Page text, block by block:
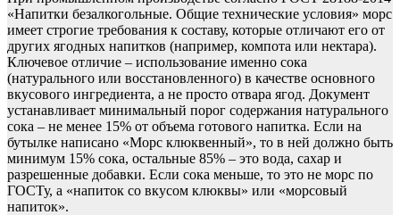
«Напитки безалкогольные. Общие технические условия» морс
имеет строгие требования к составу, которые отличают его от
других ягодных напитков (например, компота или нектара).
Ключевое отличие – использование именно сока
(натурального или восстановленного) в качестве основного
вкусового ингредиента, а не просто отвара ягод. Документ
устанавливает минимальный порог содержания натурального
сока – не менее 15% от объема готового напитка. Если на
бутылке написано «Морс клюквенный», то в ней должно быть
минимум 15% сока, остальные 85% – это вода, сахар и
разрешенные добавки. Если сока меньше, то это не морс по
ГОСТу, а «напиток со вкусом клюквы» или «морсовый
напиток».